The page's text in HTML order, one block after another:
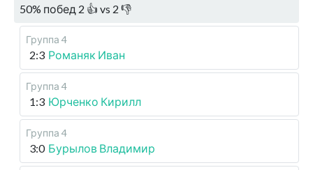
50% побед 2 👍 vs 2 👎
Группа 4
2:3 Романяк Иван
Группа 4
1:3 Юрченко Кирилл
Группа 4
3:0 Бурылов Владимир